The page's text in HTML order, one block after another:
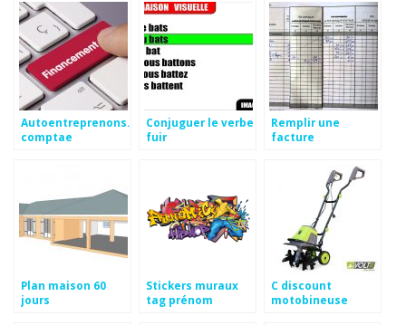
Autoentreprenons.fr
comptae
Conjuguer le verbe
fuir
Remplir une
facture
Plan maison 60
jours
Stickers muraux
tag prénom
C discount
motobineuse